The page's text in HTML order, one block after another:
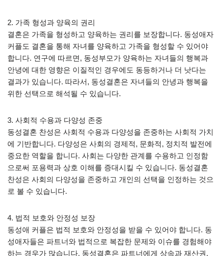
2. 가족 형성과 양육의 권리
결혼은 가족을 형성하고 양육하는 권리를 보장합니다. 동성애자
커플도 결혼을 통해 자녀를 양육하고 가족을 형성할 수 있어야
합니다. 연구에 따르면, 동성부모가 양육하는 자녀들의 행복과
안녕에 대한 영향은 이질적인 경우에도 동등하거나 더 낫다는
결과가 있습니다. 따라서, 동성결혼은 자녀들의 안녕과 행복을
위한 선택으로 해석될 수 있습니다.
3. 사회적 수용과 다양성 존중
동성결혼 찬성은 사회적 수용과 다양성을 존중하는 사회적 가치
에 기반합니다. 다양성은 사회의 경제적, 문화적, 정치적 발전에
중요한 역할을 합니다. 사회는 다양한 관계를 수용하고 인정함
으로써 포용력과 상호 이해를 증대시킬 수 있습니다. 동성결혼
찬성은 사회의 다양성을 존중하고 개인의 선택을 인정하는 것으
로 볼 수 있습니다.
4. 법적 보호와 안정성 보장
동성애 커플은 법적 보호와 안정성을 받을 수 있어야 합니다. 동
성애자들은 파트너와 법적으로 복잡한 문제와 이슈를 경험해야
하는 경우가 많습니다. 동성결혼은 파트너에게 상속과 재산권,